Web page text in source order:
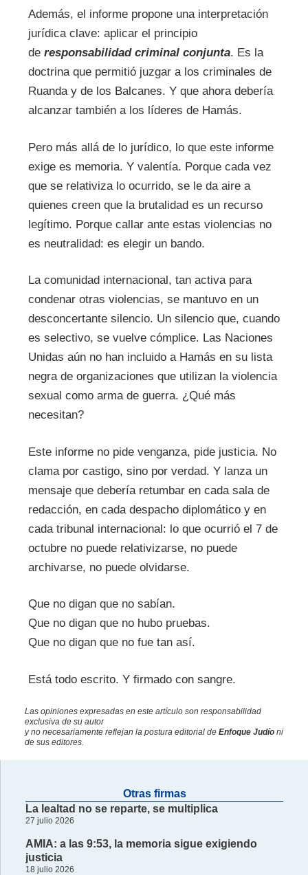
Además, el informe propone una interpretación
jurídica clave: aplicar el principio
de responsabilidad criminal conjunta. Es la
doctrina que permitió juzgar a los criminales de
Ruanda y de los Balcanes. Y que ahora debería
alcanzar también a los líderes de Hamás.
Pero más allá de lo jurídico, lo que este informe
exige es memoria. Y valentía. Porque cada vez
que se relativiza lo ocurrido, se le da aire a
quienes creen que la brutalidad es un recurso
legítimo. Porque callar ante estas violencias no
es neutralidad: es elegir un bando.
La comunidad internacional, tan activa para
condenar otras violencias, se mantuvo en un
desconcertante silencio. Un silencio que, cuando
es selectivo, se vuelve cómplice. Las Naciones
Unidas aún no han incluido a Hamás en su lista
negra de organizaciones que utilizan la violencia
sexual como arma de guerra. ¿Qué más
necesitan?
Este informe no pide venganza, pide justicia. No
clama por castigo, sino por verdad. Y lanza un
mensaje que debería retumbar en cada sala de
redacción, en cada despacho diplomático y en
cada tribunal internacional: lo que ocurrió el 7 de
octubre no puede relativizarse, no puede
archivarse, no puede olvidarse.
Que no digan que no sabían.
Que no digan que no hubo pruebas.
Que no digan que no fue tan así.
Está todo escrito. Y firmado con sangre.
Las opiniones expresadas en este artículo son responsabilidad
exclusiva de su autor
y no necesariamente reflejan la postura editorial de Enfoque Judíoni
de sus editores.
Otras firmas
La lealtad no se reparte, se multiplica
27 julio 2026
AMIA: a las 9:53, la memoria sigue exigiendo
justicia
18 julio 2026